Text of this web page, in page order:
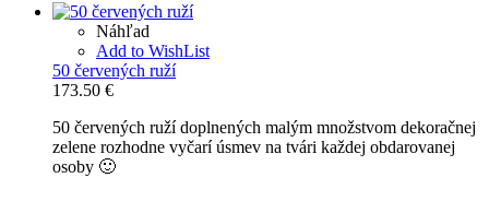
Náhľad
Add to WishList
50 červených ruží
173.50 €
50 červených ruží doplnených malým množstvom dekoračnej
zelene rozhodne vyčarí úsmev na tvári každej obdarovanej
osoby 🙂